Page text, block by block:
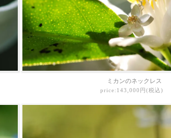
ミカンのネックレス
price:143,000円(税込)